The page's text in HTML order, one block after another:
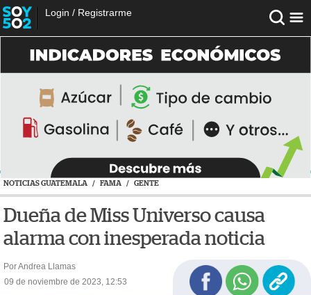
Login / Registrarme
NOTICIAS GUATEMALA / FAMA / GENTE
Dueña de Miss Universo causa
alarma con inesperada noticia
Por Andrea Llamas
09 de noviembre de 2023, 12:53